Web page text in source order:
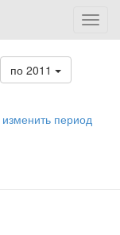
по 2011
изменить период